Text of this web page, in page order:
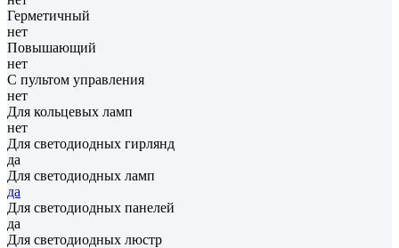
Герметичный
нет
Повышающий
нет
С пультом управления
нет
Для кольцевых ламп
нет
Для светодиодных гирлянд
да
Для светодиодных ламп
да
Для светодиодных панелей
да
Для светодиодных люстр